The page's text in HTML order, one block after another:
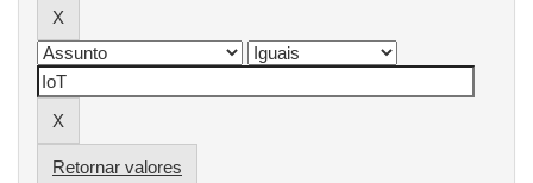
Retornar valores